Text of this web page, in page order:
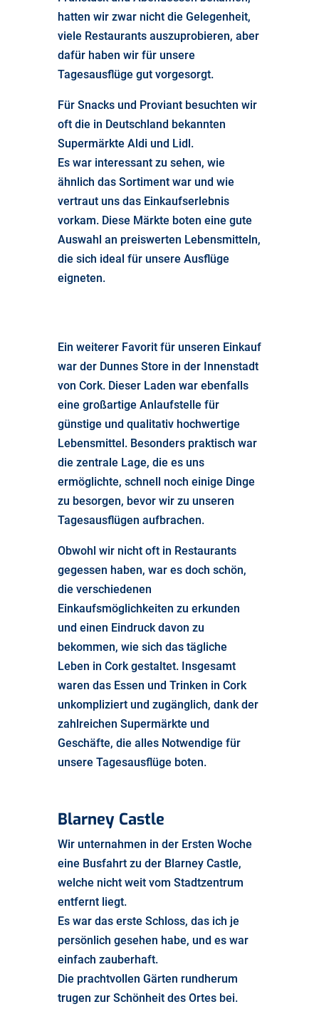
hatten wir zwar nicht die Gelegenheit,
viele Restaurants auszuprobieren, aber
dafür haben wir für unsere
Tagesausflüge gut vorgesorgt.
Für Snacks und Proviant besuchten wir
oft die in Deutschland bekannten
Supermärkte Aldi und Lidl.
Es war interessant zu sehen, wie
ähnlich das Sortiment war und wie
vertraut uns das Einkaufserlebnis
vorkam. Diese Märkte boten eine gute
Auswahl an preiswerten Lebensmitteln,
die sich ideal für unsere Ausflüge
eigneten.
Ein weiterer Favorit für unseren Einkauf
war der Dunnes Store in der Innenstadt
von Cork. Dieser Laden war ebenfalls
eine großartige Anlaufstelle für
günstige und qualitativ hochwertige
Lebensmittel. Besonders praktisch war
die zentrale Lage, die es uns
ermöglichte, schnell noch einige Dinge
zu besorgen, bevor wir zu unseren
Tagesausflügen aufbrachen.
Obwohl wir nicht oft in Restaurants
gegessen haben, war es doch schön,
die verschiedenen
Einkaufsmöglichkeiten zu erkunden
und einen Eindruck davon zu
bekommen, wie sich das tägliche
Leben in Cork gestaltet. Insgesamt
waren das Essen und Trinken in Cork
unkompliziert und zugänglich, dank der
zahlreichen Supermärkte und
Geschäfte, die alles Notwendige für
unsere Tagesausflüge boten.
BlarneyCastle
Wir unternahmen in der Ersten Woche
eine Busfahrt zu der Blarney Castle,
welche nicht weit vom Stadtzentrum
entfernt liegt.
Es war das erste Schloss, das ich je
persönlich gesehen habe, und es war
einfach zauberhaft.
Die prachtvollen Gärten rundherum
trugen zur Schönheit des Ortes bei.